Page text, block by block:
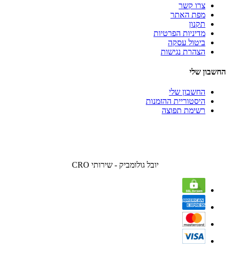
צרו קשר
מפת האתר
תקנון
מדיניות הפרטיות
ביטול עסקה
הצהרת נגישות
החשבון שלי
החשבון שלי
היסטוריית ההזמנות
רשימת תפוצה
יובל גולומביק - שירותי CRO